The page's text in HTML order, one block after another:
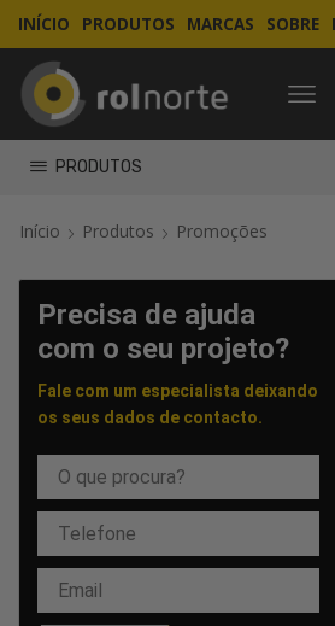
INÍCIO PRODUTOS MARCAS SOBRE
PRODUTOS
Início Produtos Promoções
Precisa de ajuda
com o seu projeto?
Fale com um especialista deixando
os seus dados de contacto.